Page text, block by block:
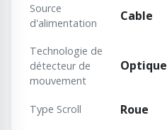
Source
d'alimentation
Cable
Technologie de
détecteur de
mouvement
Optique
Type Scroll Roue